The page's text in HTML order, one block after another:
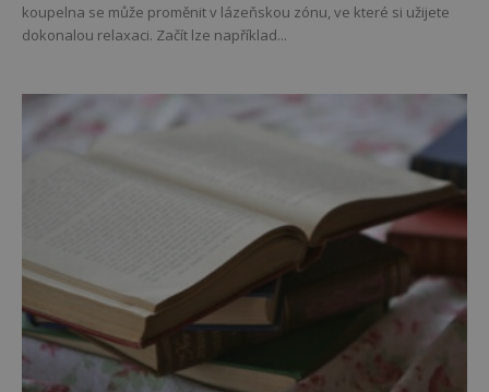
koupelna se může proměnit v lázeňskou zónu, ve které si užijete
dokonalou relaxaci. Začít lze například...